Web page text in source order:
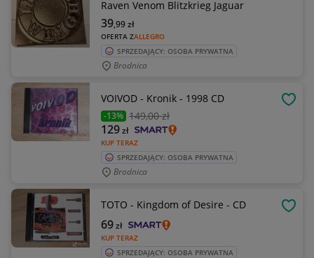
Raven Venom Blitzkrieg Jaguar
OFERTA ZALLEGRO
39,99zł
SPRZEDAJĄCY: OSOBA PRYWATNA
Brodnica
VOIVOD - Kronik - 1998 CD
-13% 149,00 zł
KUP TERAZ
129zł
SPRZEDAJĄCY: OSOBA PRYWATNA
Brodnica
TOTO - Kingdom of Desire - CD
KUP TERAZ
69zł
SPRZEDAJĄCY: OSOBA PRYWATNA